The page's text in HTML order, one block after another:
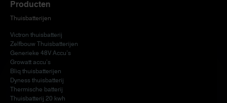
Producten
Thuisbatterijen
Victron thuisbatterij
Zelfbouw Thuisbatterijen
Generieke 48V Accu’s
Growatt accu’s
Bliq thuisbatterijen
Dyness thuisbatterij
Thermische batterij
Thuisbatterij 20 kwh